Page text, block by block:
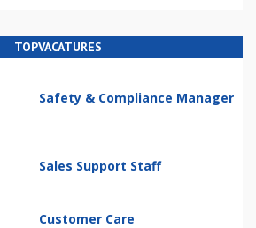
TOPVACATURES
Safety & Compliance Manager
Sales Support Staff
Customer Care